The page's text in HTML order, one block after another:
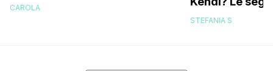
CAROLA
replica dell’ex
STEFANIA S